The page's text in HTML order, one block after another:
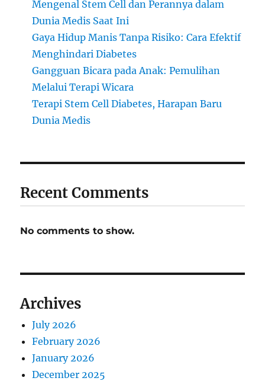
Mengenal Stem Cell dan Perannya dalam
Dunia Medis Saat Ini
Gaya Hidup Manis Tanpa Risiko: Cara Efektif
Menghindari Diabetes
Gangguan Bicara pada Anak: Pemulihan
Melalui Terapi Wicara
Terapi Stem Cell Diabetes, Harapan Baru
Dunia Medis
Recent Comments
No comments to show.
Archives
July 2026
February 2026
January 2026
December 2025